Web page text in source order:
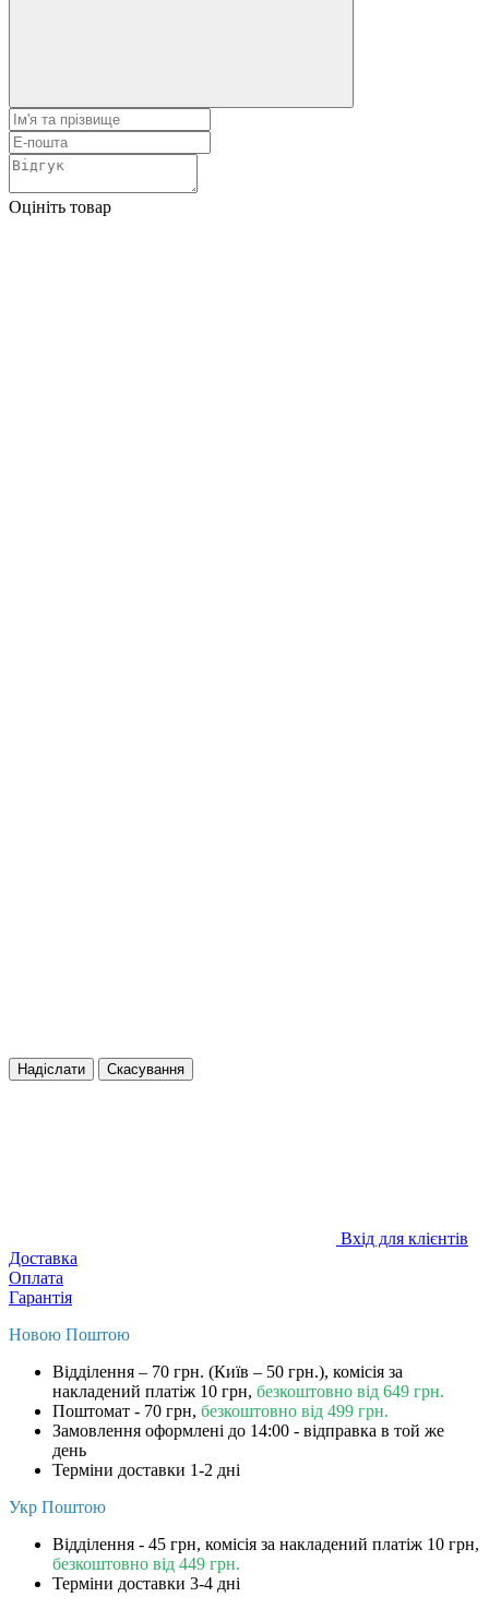
Оцініть товар
Надіслати Скасування
Вхід для клієнтів
Доставка
Оплата
Гарантія
Новою Поштою
Відділення – 70 грн. (Київ – 50 грн.), комісія за
накладений платіж 10 грн, безкоштовно від 649 грн.
Поштомат - 70 грн, безкоштовно від 499 грн.
Замовлення оформлені до 14:00 - відправка в той же
день
Терміни доставки 1-2 дні
Укр Поштою
Відділення - 45 грн, комісія за накладений платіж 10 грн,
безкоштовно від 449 грн.
Терміни доставки 3-4 дні